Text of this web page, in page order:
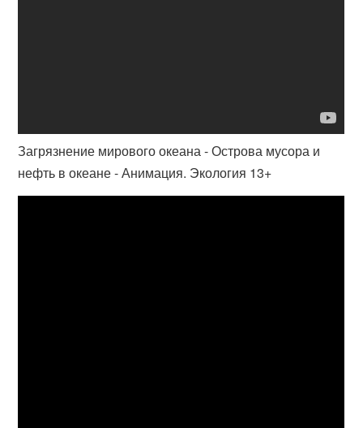
Загрязнение мирового океана - Острова мусора и
нефть в океане - Анимация. Экология 13+